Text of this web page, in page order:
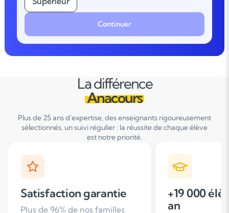
Continuer
La différence
Anacours
Plus de 25 ans d'expertise, des enseignants rigoureusement
sélectionnés, un suivi régulier : la réussite de chaque élève
est notre priorité.
+19 000 élèves suivis /
an
+ de 25 ans